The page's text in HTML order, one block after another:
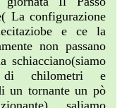
La configurazione
e ce la
non passano
chilometri e
un tornante un pò